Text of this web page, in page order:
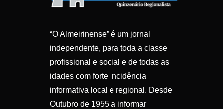
“O Almeirinense” é um jornal
independente, para toda a classe
profissional e social e de todas as
idades com forte incidência
informativa local e regional. Desde
Outubro de 1955 a informar